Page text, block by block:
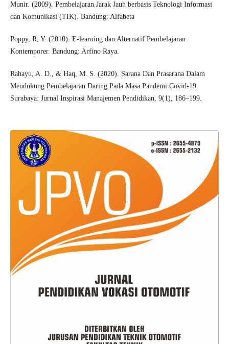
Munir. (2009). Pembelajaran Jarak Jauh berbasis Teknologi Informasi
dan Komunikasi (TIK). Bandung: Alfabeta
Poppy, R, Y. (2010). E-learning dan Alternatif Pembelajaran
Kontemporer. Bandung: Arfino Raya.
Rahayu, A. D., & Haq, M. S. (2020). Sarana Dan Prasarana Dalam
Mendukung Pembelajaran Daring Pada Masa Pandemi Covid-19.
Surabaya: Jurnal Inspirasi Manajemen Pendidikan, 9(1), 186–199.